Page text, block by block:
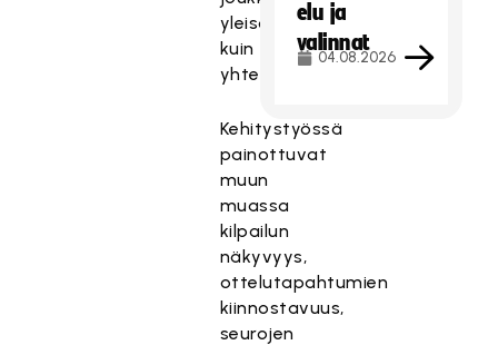
yleisölle
kuin
yhteistyökumppaneillekin.
Kehitystyössä
painottuvat
muun
muassa
kilpailun
näkyvyys,
ottelutapahtumien
kiinnostavuus,
seurojen
elu ja
valinnat
04.08.2026